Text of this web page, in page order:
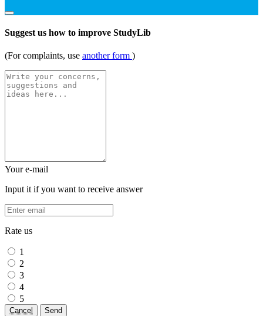
Suggest us how to improve StudyLib
(For complaints, use another form )
Your e-mail
Input it if you want to receive answer
Rate us
1
2
3
4
5
Cancel Send